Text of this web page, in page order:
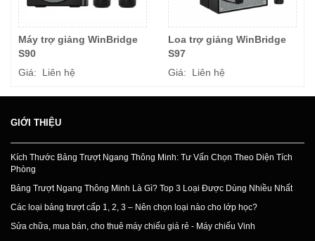
Máy trợ giảng WinBridge
S90
Giá: Liên hệ
Loa trợ giảng WinBridge
S97
Giá: Liên hệ
GIỚI THIỆU
Kích Thước Bảng Trượt Ngang Thông Minh: Tư Vấn Chọn Theo Diện Tích
Phòng
Bảng Trượt Ngang Thông Minh Là Gì? Top 3 Loại Được Dùng Nhiều Nhất
Các loại bảng trượt cấp 1, 2, 3 – Nên chọn loại nào cho lớp học?
Sửa chữa, mua bán, cho thuê máy chiếu giá rẻ - Máy chiếu Vinh